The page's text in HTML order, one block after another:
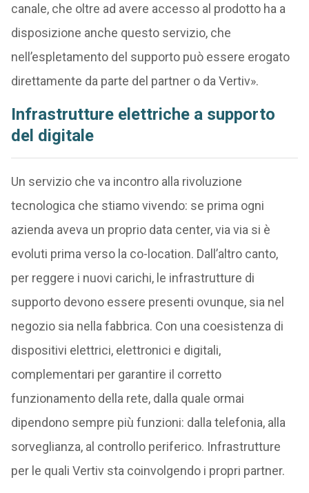
canale, che oltre ad avere accesso al prodotto ha a
disposizione anche questo servizio, che
nell’espletamento del supporto può essere erogato
direttamente da parte del partner o da Vertiv».
Infrastrutture elettriche a supporto
del digitale
Un servizio che va incontro alla rivoluzione
tecnologica che stiamo vivendo: se prima ogni
azienda aveva un proprio data center, via via si è
evoluti prima verso la co-location. Dall’altro canto,
per reggere i nuovi carichi, le infrastrutture di
supporto devono essere presenti ovunque, sia nel
negozio sia nella fabbrica. Con una coesistenza di
dispositivi elettrici, elettronici e digitali,
complementari per garantire il corretto
funzionamento della rete, dalla quale ormai
dipendono sempre più funzioni: dalla telefonia, alla
sorveglianza, al controllo periferico. Infrastrutture
per le quali Vertiv sta coinvolgendo i propri partner.